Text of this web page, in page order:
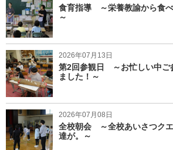
食育指導 ～栄養教諭から食
～
2026年07月13日
第2回参観日 ～お忙しい中ご
ました！～
2026年07月08日
全校朝会 ～全校あいさつク
達が。～